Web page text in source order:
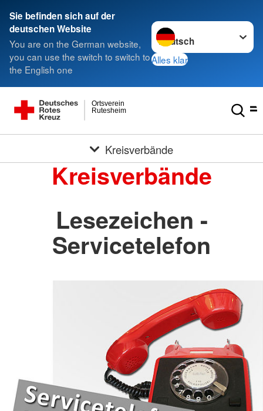
Sie befinden sich auf der
deutschen Website
You are on the German website,
you can use the switch to switch to
the English one
Sprache wechseln zu
Alles klar
Rutesheim
Ortsverein
Kreisverbände
Kreisverbände
Lesezeichen -
Servicetelefon